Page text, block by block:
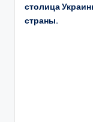
столица
страны.